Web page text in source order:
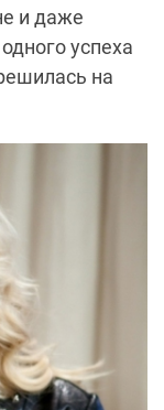
и даже
успеха
на